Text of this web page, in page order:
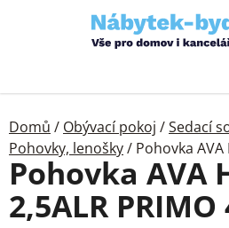
Domů / Obývací pokoj /Sedací
Pohovky, lenošky/ Pohovka AVA
Pohovka AVA
2,5ALR PRIMO